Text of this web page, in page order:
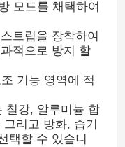
모드를 채택하여
트립을 장착하여
적으로 방지 할
기능 영역에 적
철강, 알루미늄 합
리고 방화, 습기
택할 수 있습니